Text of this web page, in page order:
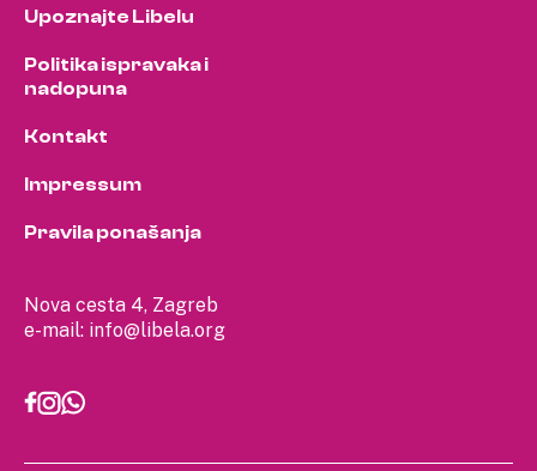
Nova cesta 4, Zagreb
e-mail: info@libela.org
Upoznajte Libelu
Politika ispravaka i
nadopuna
Kontakt
Impressum
Pravila ponašanja